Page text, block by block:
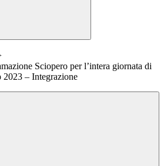
Sciopero per l’intera giornata di
– Integrazione